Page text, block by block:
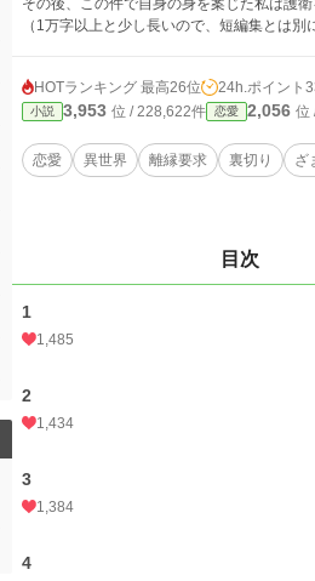
その後、この件で自身の身を案じた私は護
（1万字以上と少し長いので、短編集とは別
HOTランキング 最高26位 24h.ポイント
小説 3,953 位 / 228,622件 恋愛 2,056 位
恋愛 異世界 離縁要求 裏切り ざ
目次
1
1,485
2
1,434
3
1,384
4